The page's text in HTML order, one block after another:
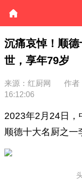
沉痛哀悼！顺
世，享年79岁
来源：红厨网 作者
16:12:06
2023年2月24日，
顺德十大名厨之一